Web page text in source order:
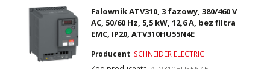
Falownik ATV310, 3 fazowy, 380/460 V
AC, 50/60 Hz, 5,5 kW, 12,6 A, bez filtra
EMC, IP20, ATV310HU55N4E
Producent: SCHNEIDER ELECTRIC